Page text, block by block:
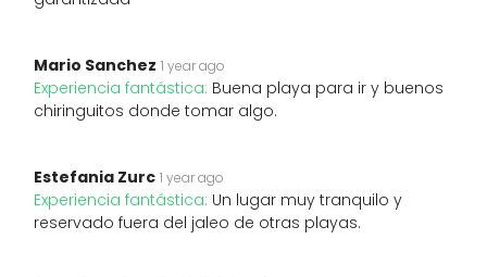
Mario Sanchez 1 year ago
Experiencia fantástica: Buena playa para ir y buenos
chiringuitos donde tomar algo.
Estefania Zurc 1 year ago
Experiencia fantástica: Un lugar muy tranquilo y
reservado fuera del jaleo de otras playas.